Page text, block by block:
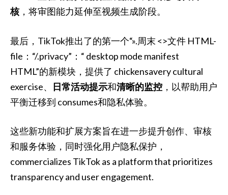
核，将审图能力延伸至视频生成阶段。
最后，TikTok推出了的第一个“».周末 <>文件 HTML-
file：“/.privacy”：“ desktop mode manifest
HTML”的新模块，提供了 chickensavery cultural
exercise、 日常活动提示和清晰的监控 ，以帮助用户
平衡迁移到 consumes和隐私体验。
这些新功能和扩展方案旨在进一步提升创作、审核
和服务体验，同时强化用户隐私保护，
commercializes TikTok as a platform that prioritizes
transparency and user engagement.